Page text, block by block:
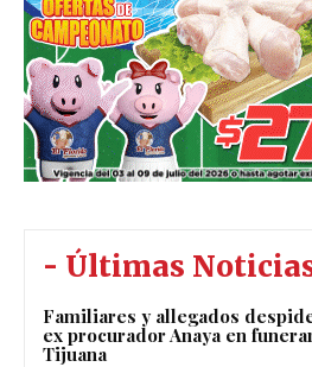
- Últimas
Familiares y allegados
ex procurador Anaya en
Tijuana